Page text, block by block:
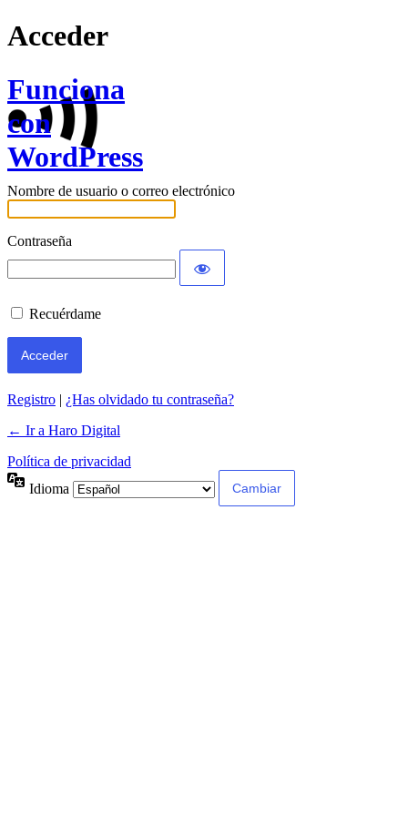
Acceder
Funciona
con
WordPress
Nombre de usuario o correo electrónico
Contraseña
Recuérdame
Registro | ¿Has olvidado tu contraseña?
← Ir a Haro Digital
Política de privacidad
Idioma